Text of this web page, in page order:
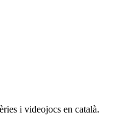
i videojocs en català.